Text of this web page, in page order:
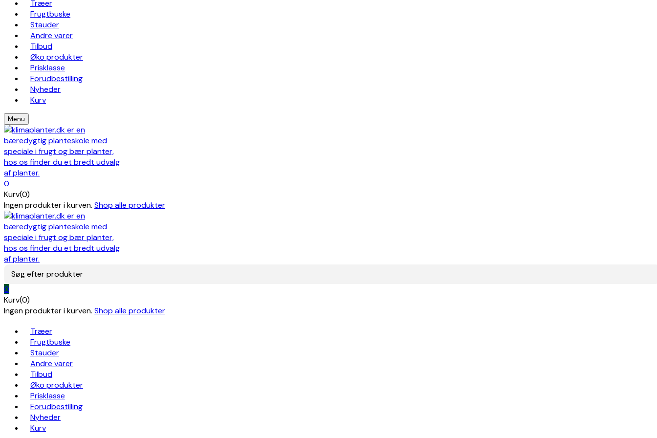
Træer
Frugtbuske
Stauder
Andre varer
Tilbud
Øko produkter
Prisklasse
Forudbestilling
Nyheder
Kurv
Menu
0
Kurv(0)
Ingen produkter i kurven. Shop alle produkter
Søg efter produkter
0
Kurv(0)
Ingen produkter i kurven. Shop alle produkter
Træer
Frugtbuske
Stauder
Andre varer
Tilbud
Øko produkter
Prisklasse
Forudbestilling
Nyheder
Kurv